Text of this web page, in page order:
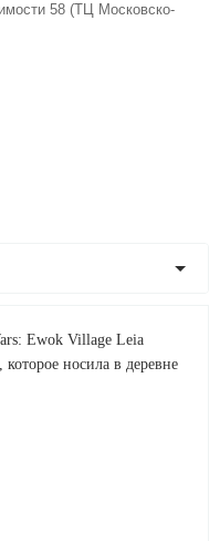
58 (ТЦ Московско-
Ewok Village Leia
носила в деревне